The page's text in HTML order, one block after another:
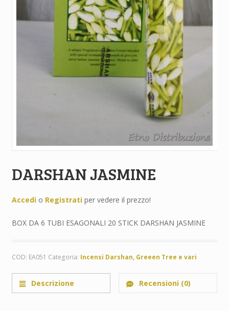
DARSHAN JASMINE
Accedio Registratiper vedere il prezzo!
BOX DA 6 TUBI ESAGONALI 20 STICK DARSHAN JASMINE
COD: EA051 Categoria: Incensi Darshan, Greeen Tree e vari
Descrizione Recensioni (0)